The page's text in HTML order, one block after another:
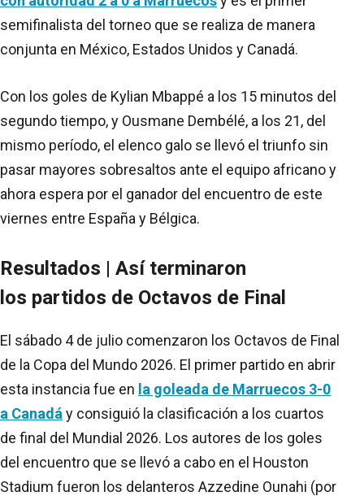
semifinalista del torneo que se realiza de manera
conjunta en México, Estados Unidos y Canadá.
Con los goles de Kylian Mbappé a los 15 minutos del
segundo tiempo, y Ousmane Dembélé, a los 21, del
mismo período, el elenco galo se llevó el triunfo sin
pasar mayores sobresaltos ante el equipo africano y
ahora espera por el ganador del encuentro de este
viernes entre España y Bélgica.
Resultados | Así terminaron
los partidos de Octavos de Final
El sábado 4 de julio comenzaron los Octavos de Final
de la Copa del Mundo 2026. El primer partido en abrir
esta instancia fue en la goleada de Marruecos 3-0
a Canadá y consiguió la clasificación a los cuartos
de final del Mundial 2026. Los autores de los goles
del encuentro que se llevó a cabo en el Houston
Stadium fueron los delanteros Azzedine Ounahi (por